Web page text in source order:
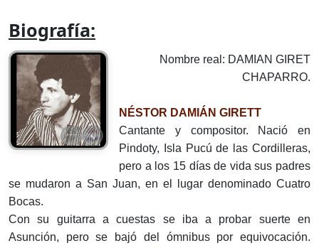
Biografía:
Nombre real: DAMIAN GIRET
CHAPARRO.
NÉSTOR DAMIÁN GIRETT
Cantante y compositor. Nació en
Pindoty, Isla Pucú de las Cordilleras,
pero a los 15 días de vida sus padres
se mudaron a San Juan, en el lugar denominado Cuatro
Bocas.
Con su guitarra a cuestas se iba a probar suerte en
Asunción, pero se bajó del ómnibus por equivocación.